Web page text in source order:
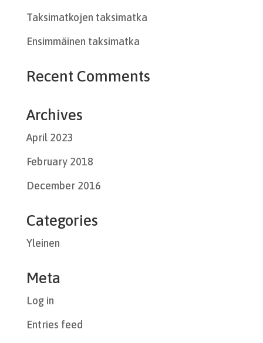
Taksimatkojen taksimatka
Ensimmäinen taksimatka
Recent Comments
Archives
April 2023
February 2018
December 2016
Categories
Yleinen
Meta
Log in
Entries feed